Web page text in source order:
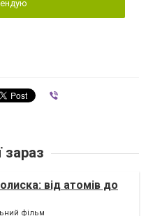
зараз
від атомів до
фільм